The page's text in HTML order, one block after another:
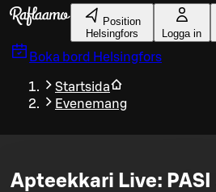
Gå till huvudinnehållet
Position
Helsingfors
Logga in
Boka bord Helsingfors
Startsida
Evenemang
Apteekkari Live: PASI